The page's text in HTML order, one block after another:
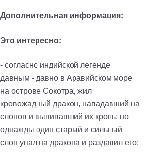
Дополнительная информация:
Это интересно:
- согласно индийской легенде
давным - давно в Аравийском море
на острове Сокотра, жил
кровожадный дракон, нападавший на
слонов и выпивавший их кровь; но
однажды один старый и сильный
слон упал на дракона и раздавил его;